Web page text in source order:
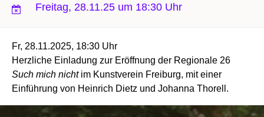
Freitag, 28.11.25 um 18:30 Uhr
Fr, 28.11.2025, 18:30 Uhr
Herzliche Einladung zur Eröffnung der Regionale 26
Such mich nichtim Kunstverein Freiburg, mit einer
Einführung von Heinrich Dietz und Johanna Thorell.